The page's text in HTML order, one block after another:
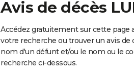
Avis de décès
Accédez gratuitement sur cette page
votre recherche ou trouver un avis de
nom d'un défunt et/ou le nom ou le
recherche ci-dessous.